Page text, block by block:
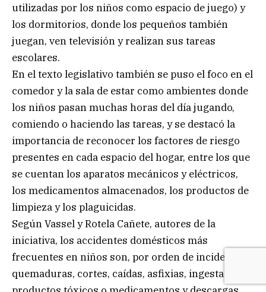
utilizadas por los niños como espacio de juego) y
los dormitorios, donde los pequeños también
juegan, ven televisión y realizan sus tareas
escolares.
En el texto legislativo también se puso el foco en el
comedor y la sala de estar como ambientes donde
los niños pasan muchas horas del día jugando,
comiendo o haciendo las tareas, y se destacó la
importancia de reconocer los factores de riesgo
presentes en cada espacio del hogar, entre los que
se cuentan los aparatos mecánicos y eléctricos,
los medicamentos almacenados, los productos de
limpieza y los plaguicidas.
Según Vassel y Rotela Cañete, autores de la
iniciativa, los accidentes domésticos más
frecuentes en niños son, por orden de incidencia:
quemaduras, cortes, caídas, asfixias, ingesta de